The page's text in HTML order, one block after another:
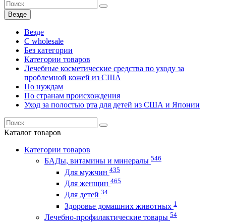
Везде
Везде
C wholesale
Без категории
Категории товаров
Лечебные косметические средства по уходу за
проблемной кожей из США
По нуждам
По странам происхождения
Уход за полостью рта для детей из США и Японии
Каталог товаров
Категории товаров
БАДы, витамины и минералы 546
Для мужчин 435
Для женщин 465
Для детей 34
Здоровье домашних животных 1
Лечебно-профилактические товары 54